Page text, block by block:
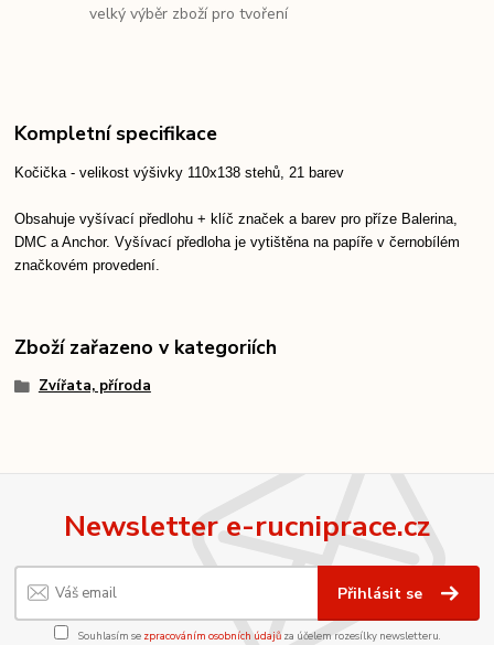
velký výběr zboží pro tvoření
Kompletní specifikace
Kočička - velikost výšivky 110x138 stehů, 21 barev
Obsahuje vyšívací předlohu + klíč značek a barev pro příze Balerina,
DMC a Anchor. Vyšívací předloha je vytištěna na papíře v černobílém
značkovém provedení.
Zboží zařazeno v kategoriích
Zvířata, příroda
Newsletter e-rucniprace.cz
Přihlásit se
Souhlasím se zpracováním osobních údajůza účelem rozesílky newsletteru.